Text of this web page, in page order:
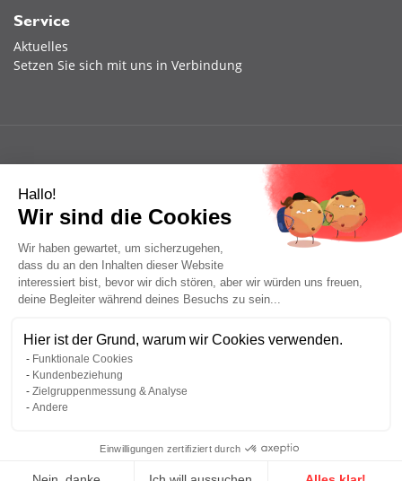
Service
Aktuelles
Setzen Sie sich mit uns in Verbindung
Hallo!
Wir sind die Cookies
Wir haben gewartet, um sicherzugehen,
dass du an den Inhalten dieser Website
interessiert bist, bevor wir dich stören, aber wir würden uns freuen,
deine Begleiter während deines Besuchs zu sein...
Hier ist der Grund, warum wir Cookies verwenden.
Funktionale Cookies
Kundenbeziehung
Zielgruppenmessung & Analyse
Andere
Einwilligungen zertifiziert durch